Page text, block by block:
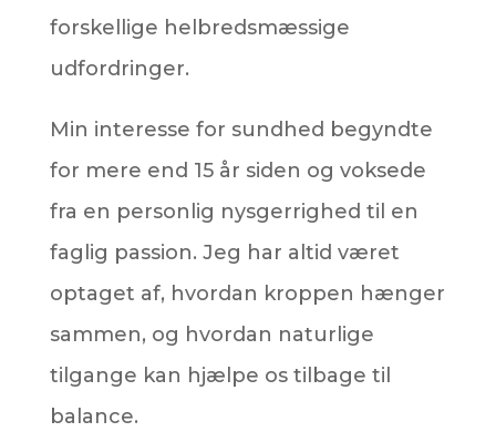
forskellige helbredsmæssige
udfordringer.
Min interesse for sundhed begyndte
for mere end 15 år siden og voksede
fra en personlig nysgerrighed til en
faglig passion. Jeg har altid været
optaget af, hvordan kroppen hænger
sammen, og hvordan naturlige
tilgange kan hjælpe os tilbage til
balance.